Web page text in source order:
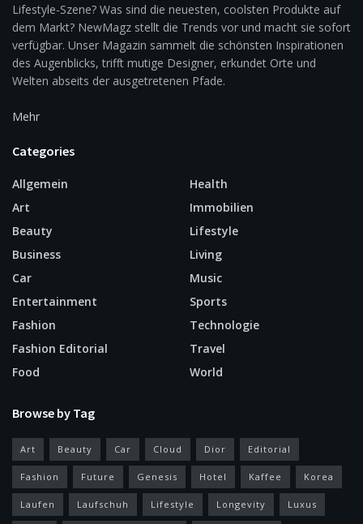
Lifestyle-Szene? Was sind die neuesten, coolsten Produkte auf
dem Markt? NewMagz stellt die Trends vor und macht sie sofort
verfügbar. Unser Magazin sammelt die schönsten Inspirationen
des Augenblicks, trifft mutige Designer, erkundet Orte und
Welten abseits der ausgetretenen Pfade.
Mehr
Categories
Allgemein
Art
Beauty
Business
Car
Entertainment
Fashion
Fashion Editorial
Food
Health
Immobilien
Lifestyle
Living
Music
Sports
Technologie
Travel
World
Browse by Tag
Art Beauty Car Cloud Dior Editorial
Fashion Future Genesis Hotel Kaffee Korea
Laufen Laufschuh Lifestyle Longevity Luxus